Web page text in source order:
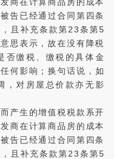
告已经通过合同第四条
且补充条款第23条第5
思表示，故在没有降税
否缴税、缴税的具体金
何影响；换句话说，如
，对房屋总价款亦无影
产生的增值税税款系开
商在计算商品房的成本
告已经通过合同第四条
且补充条款第23条第5